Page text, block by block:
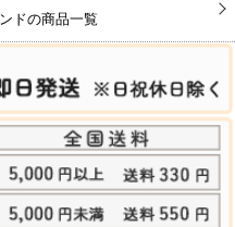
ドの商品一覧